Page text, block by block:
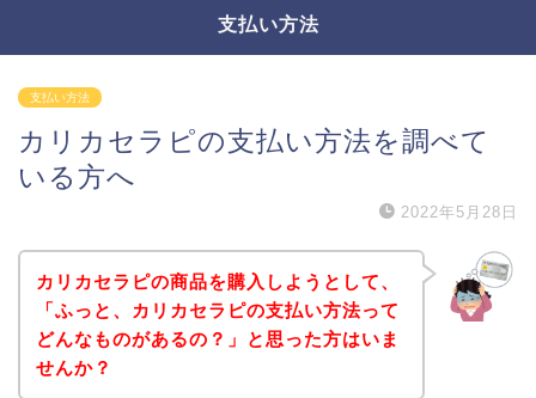
支払い方法
支払い方法
カリカセラピの支払い方法を調べて
いる方へ
2022年5月28日
カリカセラピの商品を購入しようとして、
「ふっと、カリカセラピの支払い方法って
どんなものがあるの？」と思った方はいま
せんか？